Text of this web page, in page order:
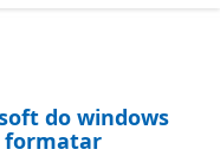
do windows
formatar